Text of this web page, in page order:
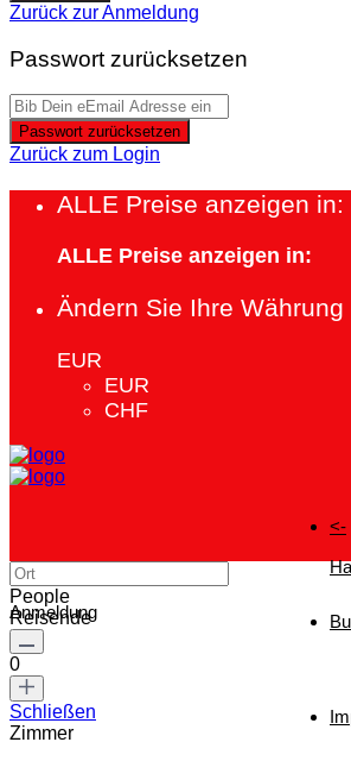
Zurück zur Anmeldung
Passwort zurücksetzen
Passwort zurücksetzen
Zurück zum Login
ALLE Preise anzeigen in:
ALLE Preise anzeigen in:
Ändern Sie Ihre Währung
EUR
EUR
CHF
<-
Anmeldung
People
Reisende
0
Schließen
Zimmer